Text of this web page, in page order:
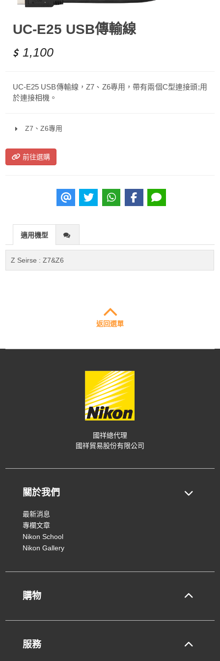
UC-E25 USB傳輸線
1,100
UC-E25 USB傳輸線，Z7、Z6專用，帶有兩個C型連接頭;用
於連接相機。
Z7、Z6專用
前往選購
適用機型
Z Seirse : Z7&Z6
返回選單
國祥總代理
國祥貿易股份有限公司
關於我們
最新消息
專欄文章
Nikon School
Nikon Gallery
購物
服務